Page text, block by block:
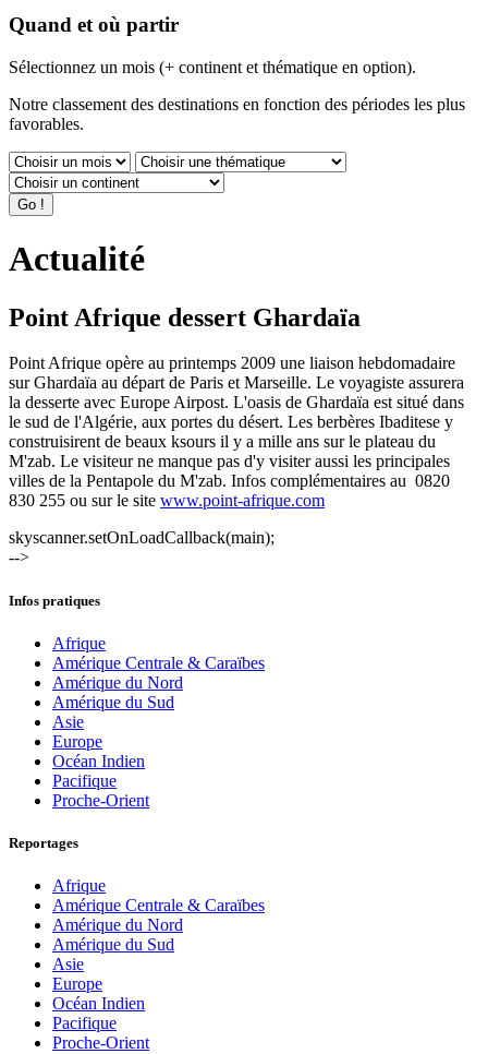
Quand et où partir
Sélectionnez un mois (+ continent et thématique en option).
Notre classement des destinations en fonction des périodes les plus
favorables.
Actualité
Point Afrique dessert Ghardaïa
Point Afrique opère au printemps 2009 une liaison hebdomadaire
sur Ghardaïa au départ de Paris et Marseille. Le voyagiste assurera
la desserte avec Europe Airpost. L'oasis de Ghardaïa est situé dans
le sud de l'Algérie, aux portes du désert. Les berbères Ibaditese y
construisirent de beaux ksours il y a mille ans sur le plateau du
M'zab. Le visiteur ne manque pas d'y visiter aussi les principales
villes de la Pentapole du M'zab. Infos complémentaires au 0820
830 255 ou sur le site www.point-afrique.com
skyscanner.setOnLoadCallback(main);
-->
Infos pratiques
Afrique
Amérique Centrale & Caraïbes
Amérique du Nord
Amérique du Sud
Asie
Europe
Océan Indien
Pacifique
Proche-Orient
Reportages
Afrique
Amérique Centrale & Caraïbes
Amérique du Nord
Amérique du Sud
Asie
Europe
Océan Indien
Pacifique
Proche-Orient